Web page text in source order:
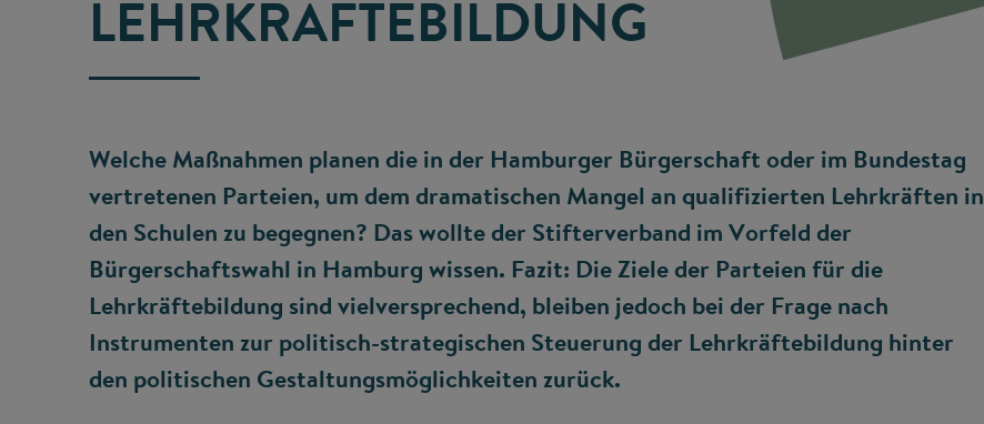
LEHRKRÄFTEBILDUNG
Welche Maßnahmen planen die in der Hamburger Bürgerschaft oder im Bundestag
vertretenen Parteien, um dem dramatischen Mangel an qualifizierten Lehrkräften in
den Schulen zu begegnen? Das wollte der Stifterverband im Vorfeld der
Bürgerschaftswahl in Hamburg wissen. Fazit: Die Ziele der Parteien für die
Lehrkräftebildung sind vielversprechend, bleiben jedoch bei der Frage nach
Instrumenten zur politisch-strategischen Steuerung der Lehrkräftebildung hinter
den politischen Gestaltungsmöglichkeiten zurück.